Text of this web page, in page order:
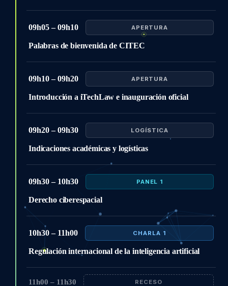
09h05 – 09h10 APERTURA
Palabras de bienvenida de CITEC
09h10 – 09h20 APERTURA
Introducción a iTechLaw e inauguración oficial
09h20 – 09h30 LOGÍSTICA
Indicaciones académicas y logísticas
09h30 – 10h30 PANEL 1
Derecho ciberespacial
10h30 – 11h00 CHARLA 1
Regulación internacional de la inteligencia artificial
11h00 – 11h30 RECESO